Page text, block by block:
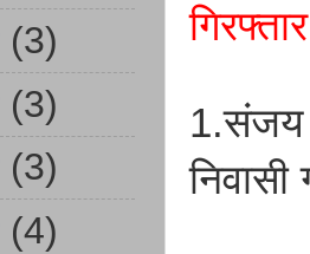
1.संजय
(3)
(3)
(3)
(4)